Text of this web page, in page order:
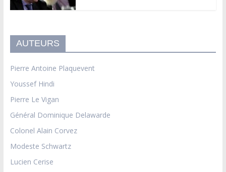
AUTEURS
Pierre Antoine Plaquevent
Youssef Hindi
Pierre Le Vigan
Général Dominique Delawarde
Colonel Alain Corvez
Modeste Schwartz
Lucien Cerise